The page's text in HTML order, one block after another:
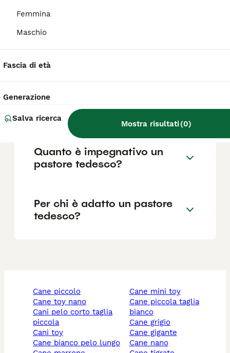
Femmina
Maschio
Fascia di età
Generazione
Salva ricerca
Mostra risultati(0)
dell'allevatore e la posizione.
pastore tedesco?
Dove è bene far dormire un
pastore tedesco?
Quanto è impegnativo un
pastore tedesco?
Per chi è adatto un pastore
tedesco?
cane piccolo
cane toy nano
cani pelo corto taglia
piccola
cani toy
cane bianco pelo lungo
cane mini toy
cane piccola taglia
bianco
cane grigio
cane gigante
cane nano